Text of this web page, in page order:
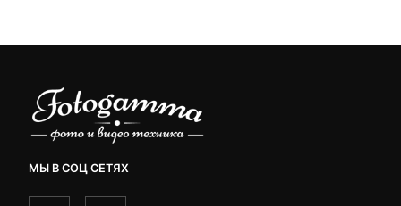
МЫ В СОЦ СЕТЯХ